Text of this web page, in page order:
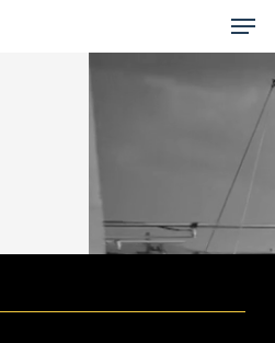
Menu